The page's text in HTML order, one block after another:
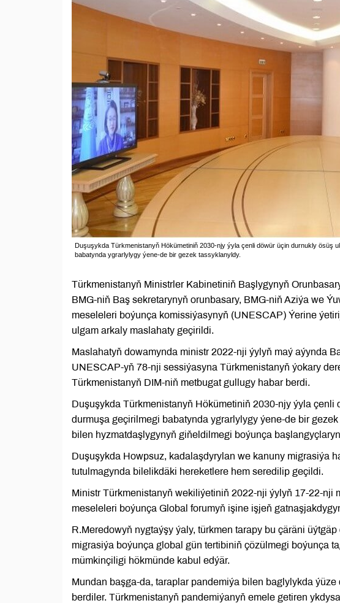
Duşuşykda Türkmenistanyň Hökümetiniň 2030-njy ýyla çenli döwür üçin durnukly ösüş
babatynda ygrarlylygy ýene-de bir gezek tassyklanyldy.
Türkmenistanyň Ministrler Kabinetiniň Başlygynyň
BMG-niň Baş sekretarynyň orunbasary, BMG-niň Aziýa we
meseleleri boýunça komissiýasynyň (UNESCAP) Ýerine
ulgam arkaly maslahaty geçirildi.
Maslahatyň dowamynda ministr 2022-nji ýylyň maý aýynda
UNESCAP-yň 78-nji sessiýasyna Türkmenistanyň ýokary
Türkmenistanyň DIM-niň metbugat gullugy habar berdi.
Duşuşykda Türkmenistanyň Hökümetiniň 2030-njy ýyla
durmuşa geçirilmegi babatynda ygrarlylygy ýene-de bir
bilen hyzmatdaşlygynyň giňeldilmegi boýunça
Duşuşykda Howpsuz, kadalaşdyrylan we kanuny migrasiýa
tutulmagynda bilelikdäki hereketlere hem seredilip geçildi.
Ministr Türkmenistanyň wekiliýetiniň 2022-nji ýylyň 17-22-nji
meseleleri boýunça Global forumyň işine işjeň
R.Meredowyň nygtaýşy ýaly, türkmen tarapy bu çäräni
migrasiýa boýunça global gün tertibiniň çözülmegi boýunça
mümkinçiligi hökmünde kabul edýär.
Mundan başga-da, taraplar pandemiýa bilen baglylykda
berdiler. Türkmenistanyň pandemiýanyň emele getiren